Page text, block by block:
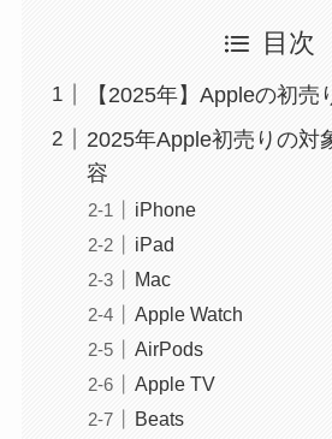
目次
【2025年】Appleの初売
2025年Apple初売りの対
容
iPhone
iPad
Mac
Apple Watch
AirPods
Apple TV
Beats